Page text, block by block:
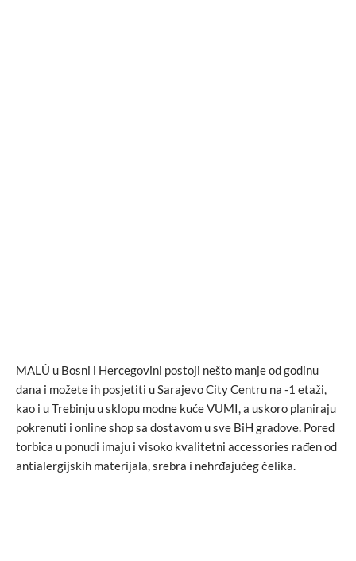
MALÚ u Bosni i Hercegovini postoji nešto manje od godinu
dana i možete ih posjetiti u Sarajevo City Centru na -1 etaži,
kao i u Trebinju u sklopu modne kuće VUMI, a uskoro planiraju
pokrenuti i online shop sa dostavom u sve BiH gradove. Pored
torbica u ponudi imaju i visoko kvalitetni accessories rađen od
antialergijskih materijala, srebra i nehrđajućeg čelika.